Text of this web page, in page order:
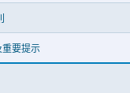
重要提示